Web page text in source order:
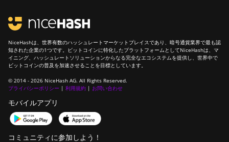
NiceHashは、世界有数のハッシュレートマーケットプレイスであり、暗号通貨業界で最も認
知された企業の1つです。ビットコインに特化したプラットフォームとしてNiceHashは、マ
イニング、ハッシュレートソリューションからなる完全なエコシステムを提供し、世界中で
ビットコインの普及を加速させることを目標としています。
© 2014 - 2026 NiceHash AG. All Rights Reserved.
プライバシーポリシー | 利用規約 | お問い合わせ
モバイルアプリ
コミュニティに参加しよう！